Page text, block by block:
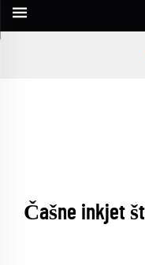
Čašne inkjet